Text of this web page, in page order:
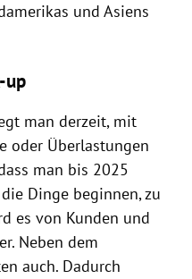
und Asiens
up
man derzeit, mit
oder Überlastungen
man bis 2025
Dinge beginnen, zu
es von Kunden und
Neben dem
auch. Dadurch